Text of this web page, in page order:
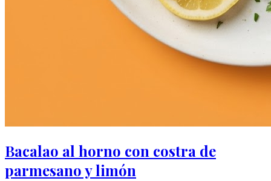
Bacalao al horno con costra de
parmesano y limón